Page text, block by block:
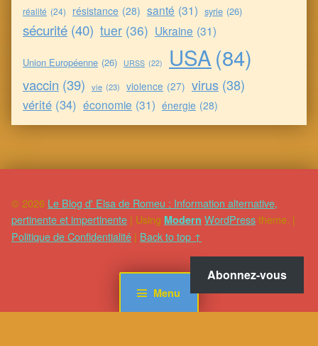
Menu
réalité (24) résistance (28) santé (31) syrie (26)
sécurité (40) tuer (36) Ukraine (31)
Union Européenne (26) URSS (22) USA(84)
vaccin (39) vie (23) violence (27) virus (38)
vérité (34) économie (31) énergie (28)
© 2026 Le Blog d' Elsa de Romeu : Information alternative,
pertinente et impertinente | Using Modern WordPresstheme. |
Politique de Confidentialité | Back to top ↑
Abonnez-vous